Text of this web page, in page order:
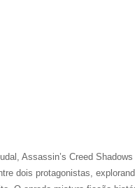
Assassin’s Creed Shadows
dois protagonistas,